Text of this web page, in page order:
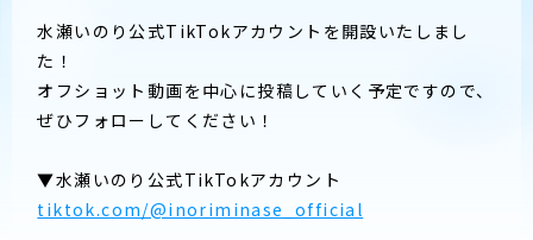
水瀬いのり公式TikTokアカウントを開設いたしまし
た！
オフショット動画を中心に投稿していく予定ですので、
ぜひフォローしてください！
▼水瀬いのり公式TikTokアカウント
tiktok.com/@inoriminase_official